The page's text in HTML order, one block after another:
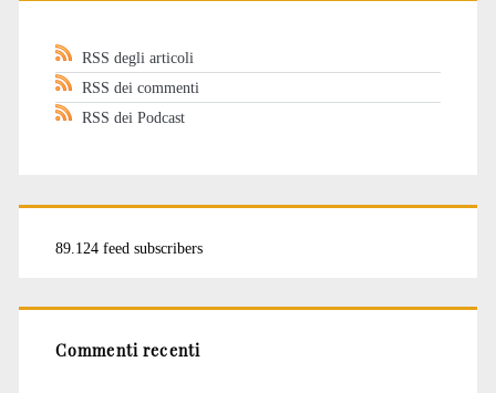
RSS degli articoli
RSS dei commenti
RSS dei Podcast
89.124 feed subscribers
Commenti recenti